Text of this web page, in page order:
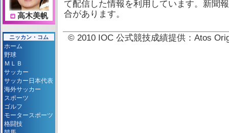
て配信した情報を利用しています。新聞
合があります。
© 2010 IOC 公式競技成績提供：Atos
高木美帆
ニッカン・コム
ホーム
野球
ＭＬＢ
サッカー
サッカー日本代表
海外サッカー
スポーツ
ゴルフ
モータースポーツ
格闘技